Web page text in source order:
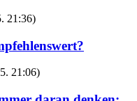
21:36)
21:06)